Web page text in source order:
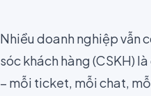
Nhiều doanh nghiệp vẫn
sóc khách hàng (CSKH)
– mỗi ticket, mỗi chat,